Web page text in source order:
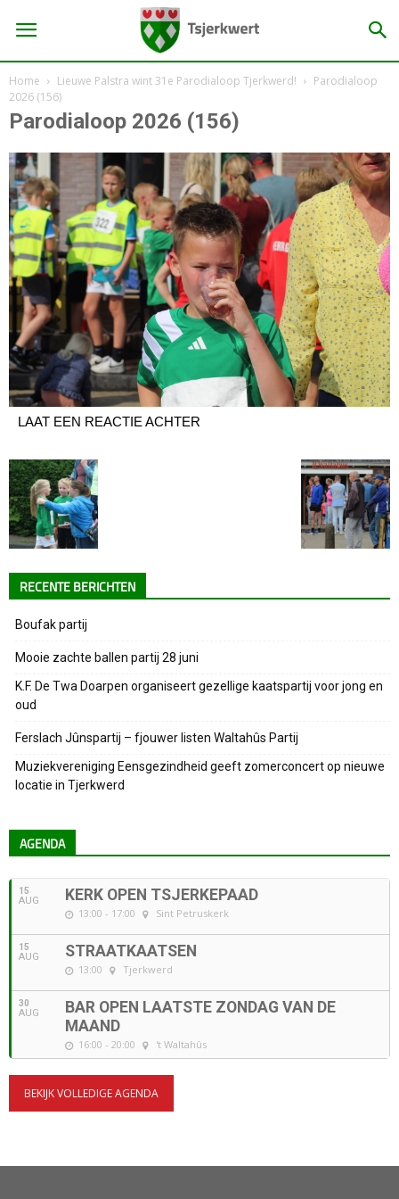
Home Lieuwe Palstra wint 31e Parodialoop Tjerkwerd!
Parodialoop
2026 (156)
Parodialoop 2026 (156)
LAAT EEN REACTIE ACHTER
RECENTE BERICHTEN
Boufak partij
Mooie zachte ballen partij 28 juni
K.F. De Twa Doarpen organiseert gezellige kaatspartij voor jong en
oud
Ferslach Jûnspartij – fjouwer listen Waltahûs Partij
Muziekvereniging Eensgezindheid geeft zomerconcert op nieuwe
locatie in Tjerkwerd
AGENDA
15
AUG KERK OPEN TSJERKEPAAD
13:00 - 17:00 Sint Petruskerk
15
AUG STRAATKAATSEN
13:00 Tjerkwerd
30
AUG
BAR OPEN LAATSTE ZONDAG VAN DE
MAAND
16:00 - 20:00 't Waltahûs
BEKIJK VOLLEDIGE AGENDA